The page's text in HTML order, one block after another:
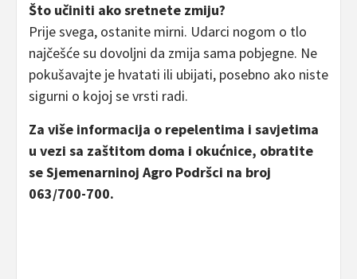
Što učiniti ako sretnete zmiju?
Prije svega, ostanite mirni. Udarci nogom o tlo
najčešće su dovoljni da zmija sama pobjegne. Ne
pokušavajte je hvatati ili ubijati, posebno ako niste
sigurni o kojoj se vrsti radi.
Za više informacija o repelentima i savjetima
u vezi sa zaštitom doma i okućnice, obratite
se Sjemenarninoj Agro Podršci na broj
063/700-700.